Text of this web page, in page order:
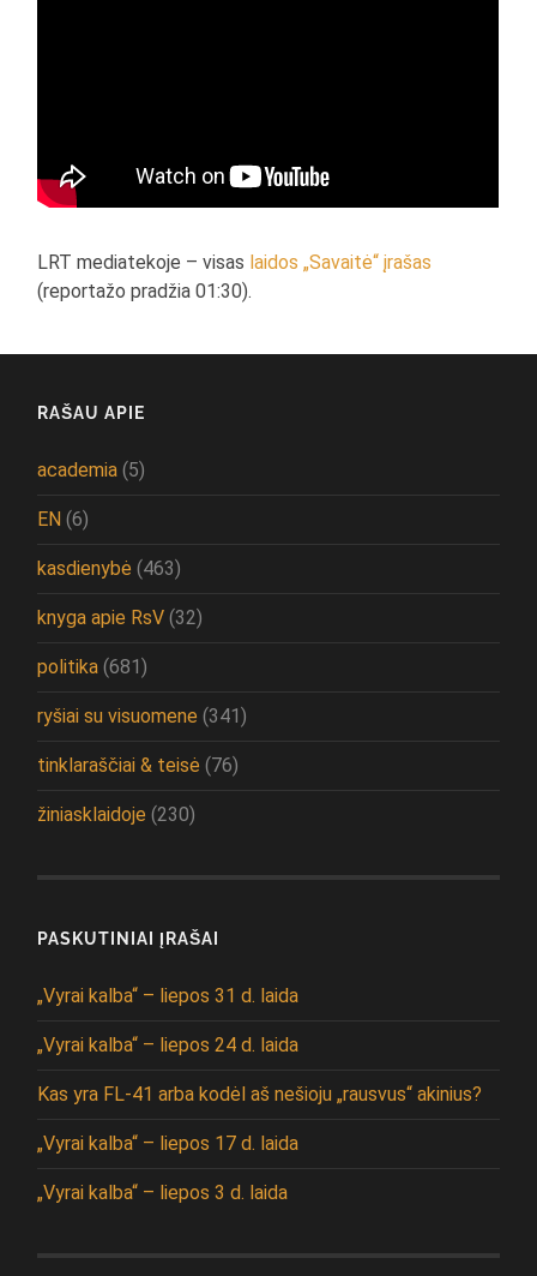
LRT mediatekoje – visas laidos „Savaitė“ įrašas
(reportažo pradžia 01:30).
RAŠAU APIE
academia (5)
EN (6)
kasdienybė (463)
knyga apie RsV (32)
politika (681)
ryšiai su visuomene (341)
tinklaraščiai & teisė (76)
žiniasklaidoje (230)
PASKUTINIAI ĮRAŠAI
„Vyrai kalba“ – liepos 31 d. laida
„Vyrai kalba“ – liepos 24 d. laida
Kas yra FL-41 arba kodėl aš nešioju „rausvus“ akinius?
„Vyrai kalba“ – liepos 17 d. laida
„Vyrai kalba“ – liepos 3 d. laida